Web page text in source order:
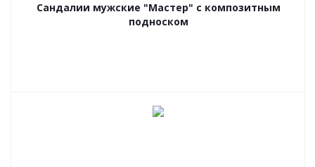
Сандалии мужские "Мастер" с композитным
подноском